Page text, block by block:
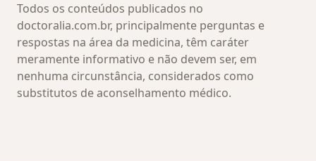
Todos os conteúdos publicados no
doctoralia.com.br, principalmente perguntas e
respostas na área da medicina, têm caráter
meramente informativo e não devem ser, em
nenhuma circunstância, considerados como
substitutos de aconselhamento médico.